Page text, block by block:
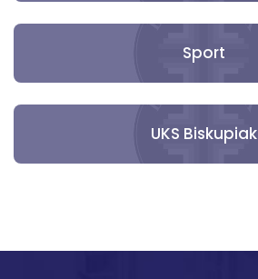
Sport
UKS Biskupiak